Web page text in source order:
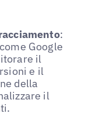
:
Google
il
e il
della
il